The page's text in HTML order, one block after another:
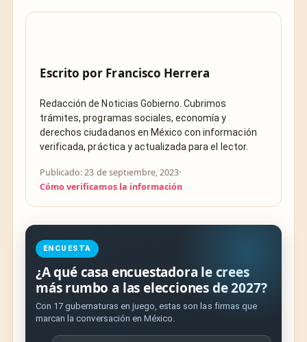
Escrito por Francisco Herrera
Redacción de Noticias Gobierno. Cubrimos
trámites, programas sociales, economía y
derechos ciudadanos en México con información
verificada, práctica y actualizada para el lector.
Publicado: 23 de septiembre, 2023·
Cómo verificamos la información
ENCUESTA
¿A qué casa encuestadora le crees
más rumbo a las elecciones de 2027?
Con 17 gubernaturas en juego, estas son las firmas que
marcan la conversación en México.